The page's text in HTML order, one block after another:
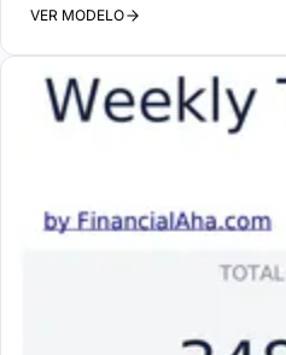
VER MODELO